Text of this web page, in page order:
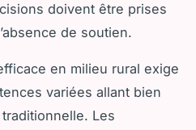
doivent être prises
de soutien.
en milieu rural exige
variées allant bien
Les